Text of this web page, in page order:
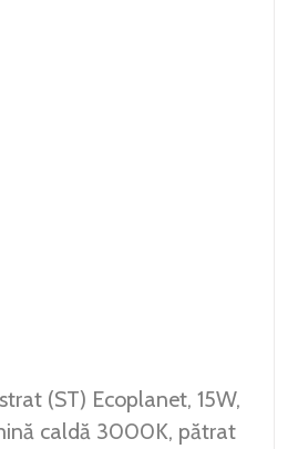
(ST) Ecoplanet, 15W,
caldă 3000K, pătrat